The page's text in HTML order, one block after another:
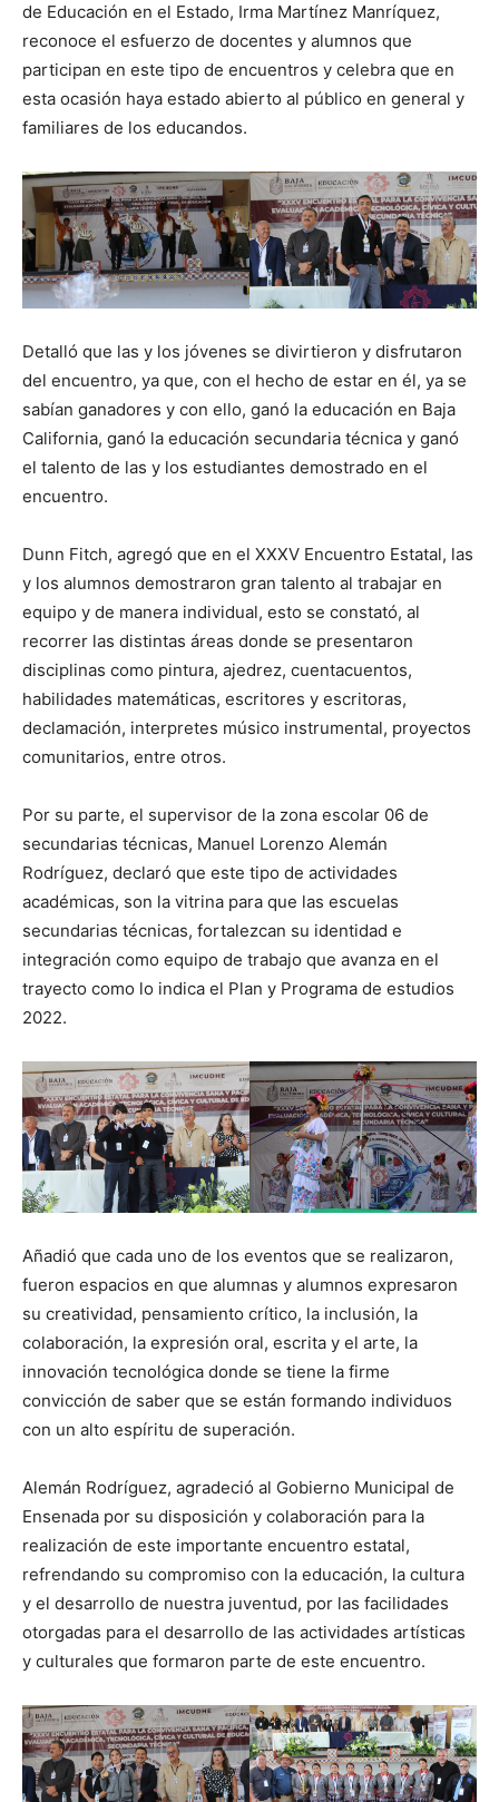
de Educación en el Estado, Irma Martínez Manríquez,
reconoce el esfuerzo de docentes y alumnos que
participan en este tipo de encuentros y celebra que en
esta ocasión haya estado abierto al público en general y
familiares de los educandos.
Detalló que las y los jóvenes se divirtieron y disfrutaron
del encuentro, ya que, con el hecho de estar en él, ya se
sabían ganadores y con ello, ganó la educación en Baja
California, ganó la educación secundaria técnica y ganó
el talento de las y los estudiantes demostrado en el
encuentro.
Dunn Fitch, agregó que en el XXXV Encuentro Estatal, las
y los alumnos demostraron gran talento al trabajar en
equipo y de manera individual, esto se constató, al
recorrer las distintas áreas donde se presentaron
disciplinas como pintura, ajedrez, cuentacuentos,
habilidades matemáticas, escritores y escritoras,
declamación, interpretes músico instrumental, proyectos
comunitarios, entre otros.
Por su parte, el supervisor de la zona escolar 06 de
secundarias técnicas, Manuel Lorenzo Alemán
Rodríguez, declaró que este tipo de actividades
académicas, son la vitrina para que las escuelas
secundarias técnicas, fortalezcan su identidad e
integración como equipo de trabajo que avanza en el
trayecto como lo indica el Plan y Programa de estudios
2022.
Añadió que cada uno de los eventos que se realizaron,
fueron espacios en que alumnas y alumnos expresaron
su creatividad, pensamiento crítico, la inclusión, la
colaboración, la expresión oral, escrita y el arte, la
innovación tecnológica donde se tiene la firme
convicción de saber que se están formando individuos
con un alto espíritu de superación.
Alemán Rodríguez, agradeció al Gobierno Municipal de
Ensenada por su disposición y colaboración para la
realización de este importante encuentro estatal,
refrendando su compromiso con la educación, la cultura
y el desarrollo de nuestra juventud, por las facilidades
otorgadas para el desarrollo de las actividades artísticas
y culturales que formaron parte de este encuentro.